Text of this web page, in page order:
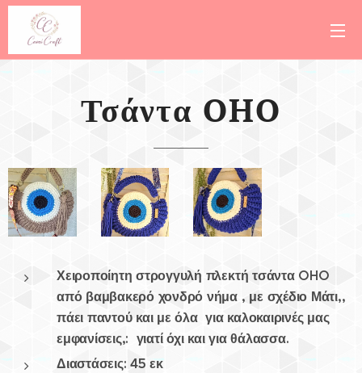
Τσάντα OHO
Χειροποίητη στρογγυλή πλεκτή τσάντα OHO
από βαμβακερό χονδρό νήμα , με σχέδιο Μάτι,,
πάει παντού και με όλα για καλοκαιρινές μας
εμφανίσεις,: γιατί όχι και για θάλασσα.
Διαστάσεις: 45 εκ